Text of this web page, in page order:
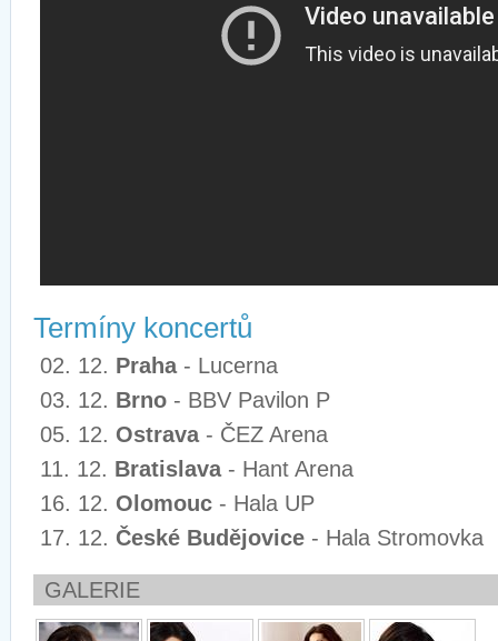
Termíny koncertů
02. 12. Praha- Lucerna
03. 12. Brno - BBV Pavilon P
05. 12. Ostrava- ČEZ Arena
11. 12. Bratislava- Hant Arena
16. 12. Olomouc - Hala UP
17. 12. České Budějovice - Hala Stromovka
GALERIE